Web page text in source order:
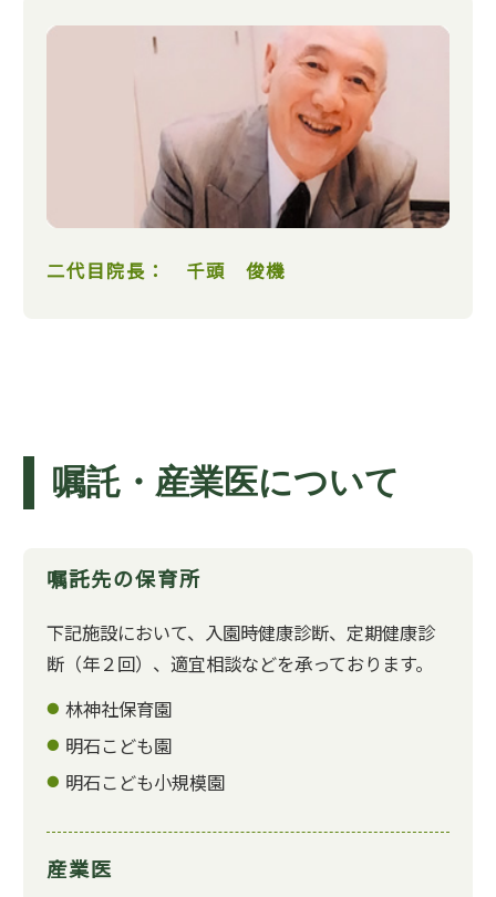
二代目院長： 千頭 俊機
嘱託・産業医について
嘱託先の保育所
下記施設において、入園時健康診断、定期健康診
断（年２回）、適宜相談などを承っております。
林神社保育園
明石こども園
明石こども小規模園
産業医